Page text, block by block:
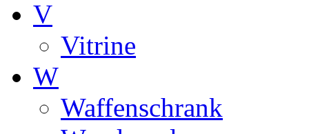
V
Vitrine
W
Waffenschrank